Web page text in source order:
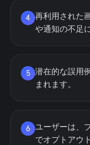
4 再利用された
や通知の不足
5 潜在的な誤用
まれます。
6 ユーザーは、
でオプトアウ